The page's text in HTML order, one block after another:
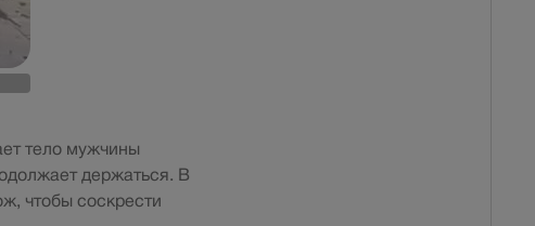
тело мужчины
держаться. В
чтобы соскрести